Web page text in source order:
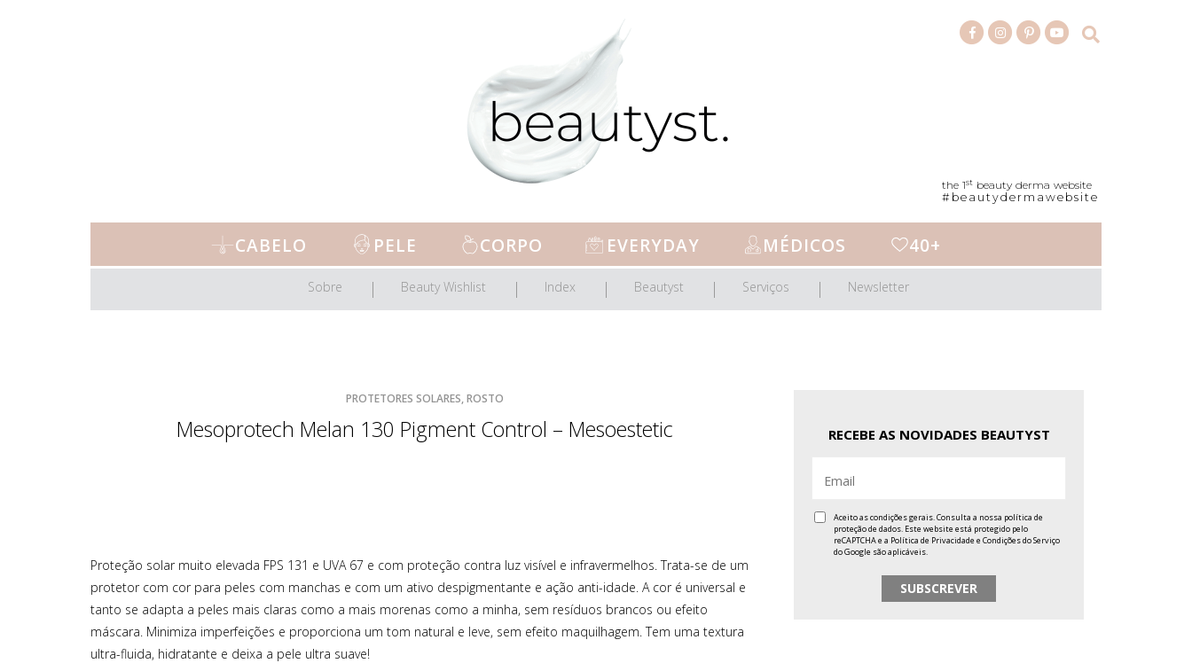
the 1st beauty derma website
#beautydermawebsite
CABELO PELE CORPO EVERYDAY MÉDICOS 40+
Sobre Beauty Wishlist Index Beautyst Serviços Newsletter
PROTETORES SOLARES, ROSTO
Mesoprotech Melan 130 Pigment Control – Mesoestetic
Proteção solar muito elevada FPS 131 e UVA 67 e com proteção contra luz visível e infravermelhos. Trata-se de um
protetor com cor para peles com manchas e com um ativo despigmentante e ação anti-idade. A cor é universal e
tanto se adapta a peles mais claras como a mais morenas como a minha, sem resíduos brancos ou efeito
máscara. Minimiza imperfeições e proporciona um tom natural e leve, sem efeito maquilhagem. Tem uma textura
ultra-fluida, hidratante e deixa a pele ultra suave!
RECEBE AS NOVIDADES BEAUTYST
Aceito as condições gerais. Consulta a nossa política de
proteção de dados. Este website está protegido pelo
reCAPTCHA e a Política de Privacidade eCondições do Serviço
do Google são aplicáveis.